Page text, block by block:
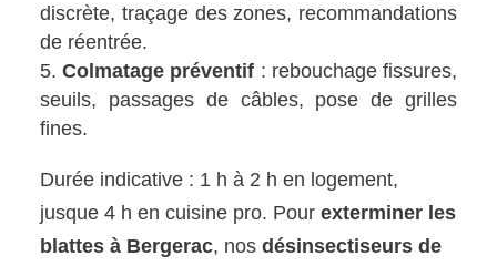
discrète, traçage des zones, recommandations
de réentrée.
Colmatage préventif : rebouchage fissures,
seuils, passages de câbles, pose de grilles
fines.
Durée indicative : 1 h à 2 h en logement,
jusque 4 h en cuisine pro. Pourexterminer les
blattes à Bergerac, nosdésinsectiseurs de